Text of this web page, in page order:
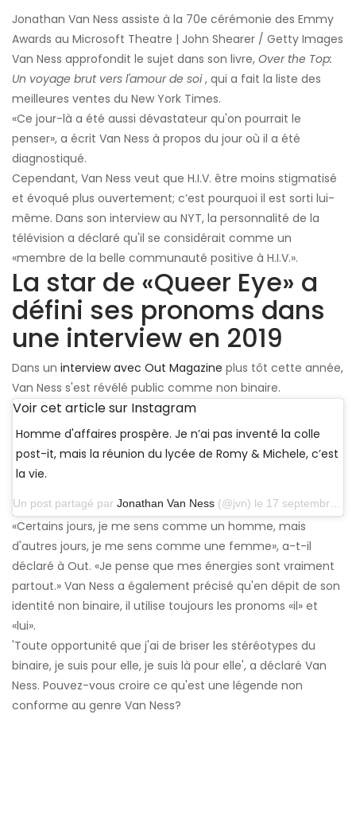
Jonathan Van Ness assiste à la 70e cérémonie des Emmy
Awards au Microsoft Theatre | John Shearer / Getty Images
Van Ness approfondit le sujet dans son livre, Over the Top:
Un voyage brut vers l'amour de soi, qui a fait la liste des
meilleures ventes du New York Times.
«Ce jour-là a été aussi dévastateur qu'on pourrait le
penser», a écrit Van Ness à propos du jour où il a été
diagnostiqué.
Cependant, Van Ness veut que H.I.V. être moins stigmatisé
et évoqué plus ouvertement; c’est pourquoi il est sorti lui-
même. Dans son interview au NYT, la personnalité de la
télévision a déclaré qu'il se considérait comme un
«membre de la belle communauté positive à H.I.V.».
La star de «Queer Eye» a
défini ses pronoms dans
une interview en 2019
Dans un interview avec Out Magazine plus tôt cette année,
Van Ness s'est révélé public comme non binaire.
Voir cet article sur Instagram
Homme d'affaires prospère. Je n’ai pas inventé la colle
post-it, mais la réunion du lycée de Romy & Michele, c’est
la vie.
Un post partagé par Jonathan Van Ness (@jvn) le 17 septembre 2019 à 16h04 PDT
«Certains jours, je me sens comme un homme, mais
d'autres jours, je me sens comme une femme», a-t-il
déclaré à Out. «Je pense que mes énergies sont vraiment
partout.» Van Ness a également précisé qu'en dépit de son
identité non binaire, il utilise toujours les pronoms «il» et
«lui».
'Toute opportunité que j'ai de briser les stéréotypes du
binaire, je suis pour elle, je suis là pour elle', a déclaré Van
Ness. Pouvez-vous croire ce qu'est une légende non
conforme au genre Van Ness?